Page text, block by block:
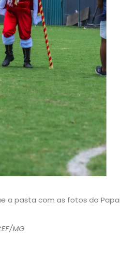
a pasta com as fotos do
MG